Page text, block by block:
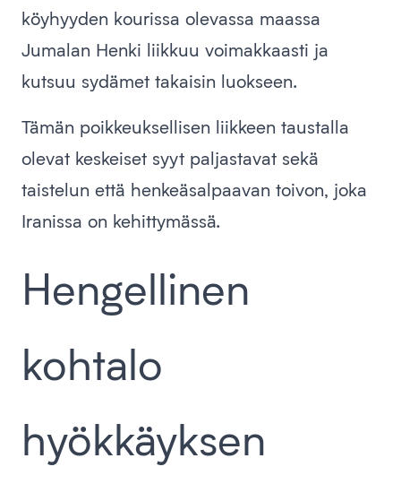
köyhyyden kourissa olevassa maassa
Jumalan Henki liikkuu voimakkaasti ja
kutsuu sydämet takaisin luokseen.
Tämän poikkeuksellisen liikkeen taustalla
olevat keskeiset syyt paljastavat sekä
taistelun että henkeäsalpaavan toivon, joka
Iranissa on kehittymässä.
Hengellinen
kohtalo
hyökkäyksen